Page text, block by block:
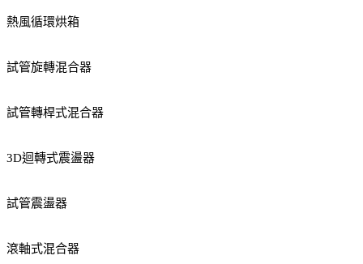
熱風循環烘箱
試管旋轉混合器
試管轉桿式混合器
3D迴轉式震盪器
試管震盪器
滾軸式混合器